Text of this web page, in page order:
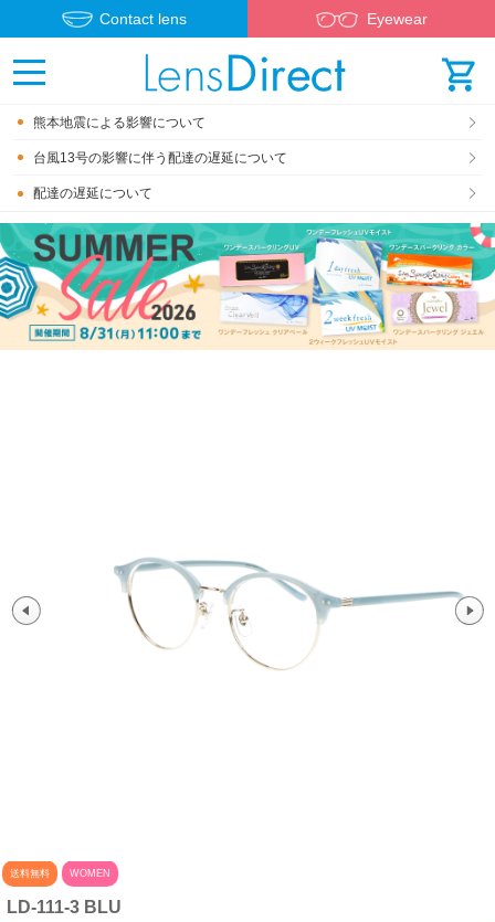
Contact lens Eyewear
熊本地震による影響について
台風13号の影響に伴う配達の遅延について
配達の遅延について
送料無料 WOMEN
LD-111-3 BLU